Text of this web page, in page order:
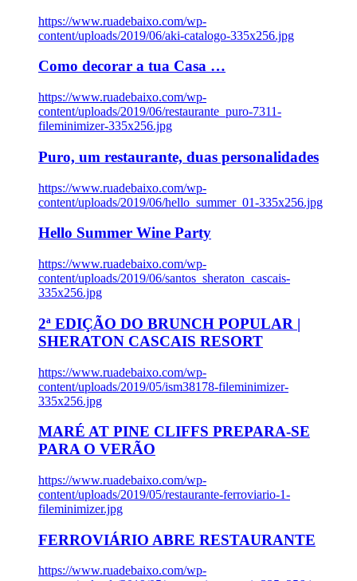
https://www.ruadebaixo.com/wp-
content/uploads/2019/06/aki-catalogo-335x256.jpg
Como decorar a tua Casa …
https://www.ruadebaixo.com/wp-
content/uploads/2019/06/restaurante_puro-7311-
fileminimizer-335x256.jpg
Puro, um restaurante, duas personalidades
https://www.ruadebaixo.com/wp-
content/uploads/2019/06/hello_summer_01-335x256.jpg
Hello Summer Wine Party
https://www.ruadebaixo.com/wp-
content/uploads/2019/06/santos_sheraton_cascais-
335x256.jpg
2ª EDIÇÃO DO BRUNCH POPULAR |
SHERATON CASCAIS RESORT
https://www.ruadebaixo.com/wp-
content/uploads/2019/05/ism38178-fileminimizer-
335x256.jpg
MARÉ AT PINE CLIFFS PREPARA-SE
PARA O VERÃO
https://www.ruadebaixo.com/wp-
content/uploads/2019/05/restaurante-ferroviario-1-
fileminimizer.jpg
FERROVIÁRIO ABRE RESTAURANTE
https://www.ruadebaixo.com/wp-